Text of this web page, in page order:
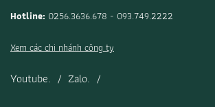
Hotline: 0256.3636.678 - 093.749.2222
Xem các chi nhánh công ty
Youtube. / Zalo. /